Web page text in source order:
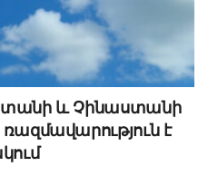
և Չինաստանի
ռազմավարություն է